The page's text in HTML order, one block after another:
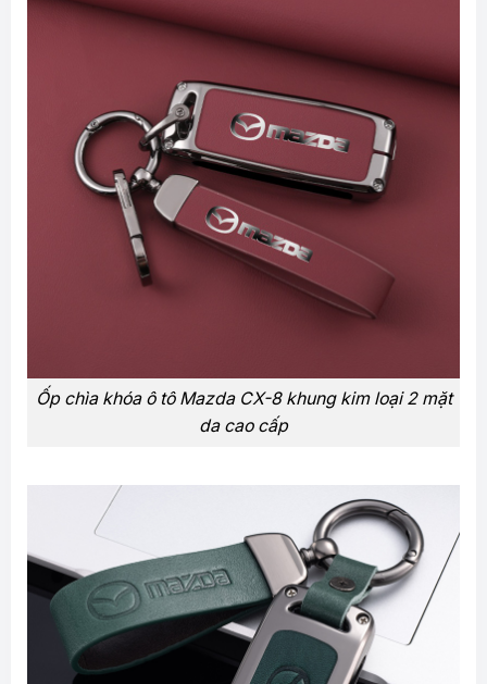
Ốp chìa khóa ô tô Mazda CX-8 khung kim loại 2 mặt
da cao cấp